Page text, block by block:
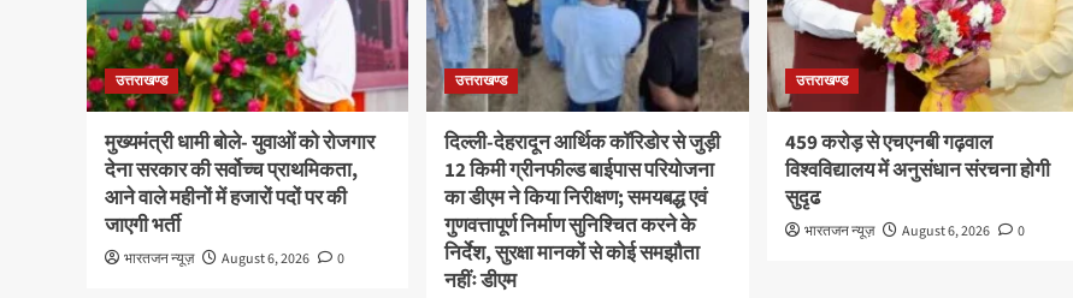
उत्तराखण्ड
मुख्यमंत्री धामी बोले- युवाओं को रोजगार
देना सरकार की सर्वोच्च प्राथमिकता,
आने वाले महीनों में हजारों पदों पर की
जाएगी भर्ती
भारतजन न्यूज़ August 6, 2026 0
उत्तराखण्ड
दिल्ली-देहरादून आर्थिक कॉरिडोर से जुड़ी
12 किमी ग्रीनफील्ड बाईपास परियोजना
का डीएम ने किया निरीक्षण; समयबद्ध एवं
गुणवत्तापूर्ण निर्माण सुनिश्चित करने के
निर्देश, सुरक्षा मानकों से कोई समझौता
नहींः डीएम
उत्तराखण्ड
459 करोड़ से एचएनबी गढ़वाल
विश्वविद्यालय में अनुसंधान संरचना होगी
सुदृढ
भारतजन न्यूज़ August 6, 2026 0